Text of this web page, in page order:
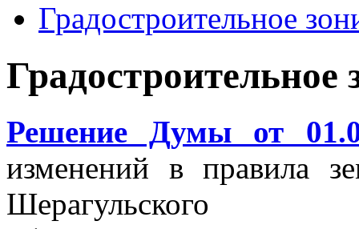
Градостроительное
Градостроительное
Решение Думы от
изменений в правила